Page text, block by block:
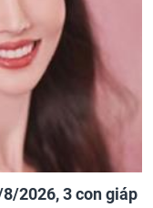
2026, 3 con giáp